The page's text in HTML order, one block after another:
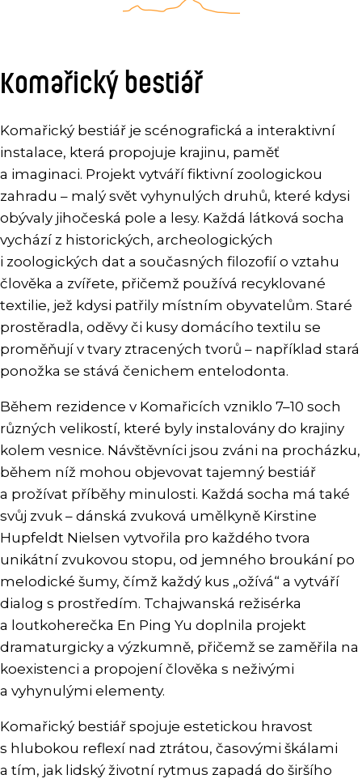
Komařický bestiář
Komařický bestiář je scénografická a interaktivní
instalace, která propojuje krajinu, paměť
a imaginaci. Projekt vytváří fiktivní zoologickou
zahradu – malý svět vyhynulých druhů, které kdysi
obývaly jihočeská pole a lesy. Každá látková socha
vychází z historických, archeologických
i zoologických dat a současných filozofií o vztahu
člověka a zvířete, přičemž používá recyklované
textilie, jež kdysi patřily místním obyvatelům. Staré
prostěradla, oděvy či kusy domácího textilu se
proměňují v tvary ztracených tvorů – například stará
ponožka se stává čenichem entelodonta.
Během rezidence v Komařicích vzniklo 7–10 soch
různých velikostí, které byly instalovány do krajiny
kolem vesnice. Návštěvníci jsou zváni na procházku,
během níž mohou objevovat tajemný bestiář
a prožívat příběhy minulosti. Každá socha má také
svůj zvuk – dánská zvuková umělkyně Kirstine
Hupfeldt Nielsen vytvořila pro každého tvora
unikátní zvukovou stopu, od jemného broukání po
melodické šumy, čímž každý kus „ožívá“ a vytváří
dialog s prostředím. Tchajwanská režisérka
a loutkoherečka En Ping Yu doplnila projekt
dramaturgicky a výzkumně, přičemž se zaměřila na
koexistenci a propojení člověka s neživými
a vyhynulými elementy.
Komařický bestiář spojuje estetickou hravost
s hlubokou reflexí nad ztrátou, časovými škálami
a tím, jak lidský životní rytmus zapadá do širšího